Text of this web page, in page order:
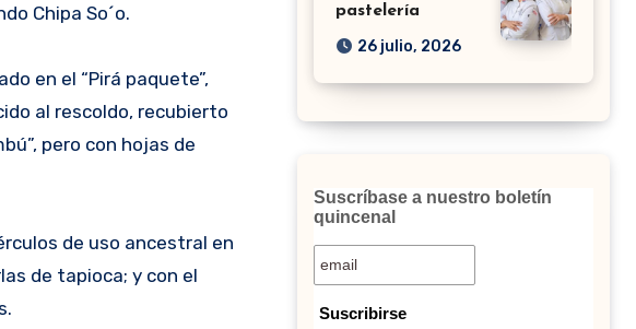
Chipa So´o.
en el “Pirá paquete”,
al rescoldo, recubierto
pero con hojas de
de uso ancestral en
de tapioca; y con el
pastelería
26 julio, 2026
Suscríbase a nuestro boletín
quincenal